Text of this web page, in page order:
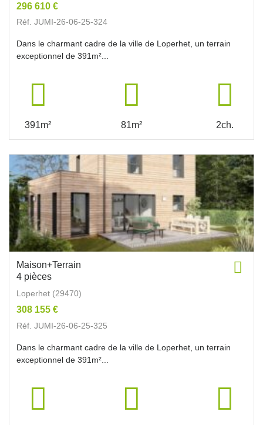
296 610 €
Réf. JUMI-26-06-25-324
Dans le charmant cadre de la ville de Loperhet, un terrain
exceptionnel de 391m²...
391m² 81m² 2ch.
Maison+Terrain
4 pièces
Loperhet (29470)
308 155 €
Réf. JUMI-26-06-25-325
Dans le charmant cadre de la ville de Loperhet, un terrain
exceptionnel de 391m²...